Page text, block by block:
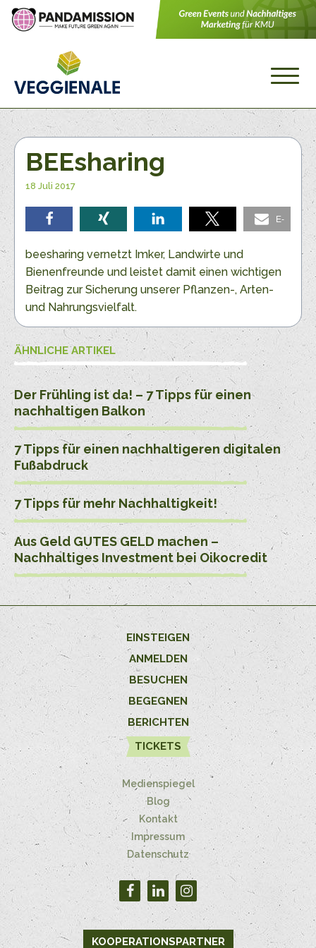
BEEsharing
18 Juli 2017
teilen teilen teilen
E-
beesharing vernetzt Imker, Landwirte und
Bienenfreunde und leistet damit einen wichtigen
Beitrag zur Sicherung unserer Pflanzen-, Arten-
und Nahrungsvielfalt.
ÄHNLICHE ARTIKEL
Der Frühling ist da! – 7 Tipps für einen
nachhaltigen Balkon
7 Tipps für einen nachhaltigeren digitalen
Fußabdruck
7 Tipps für mehr Nachhaltigkeit!
Aus Geld GUTES GELD machen –
Nachhaltiges Investment bei Oikocredit
EINSTEIGEN
ANMELDEN
BESUCHEN
BEGEGNEN
BERICHTEN
TICKETS
Medienspiegel
Blog
Kontakt
Impressum
Datenschutz
KOOPERATIONSPARTNER